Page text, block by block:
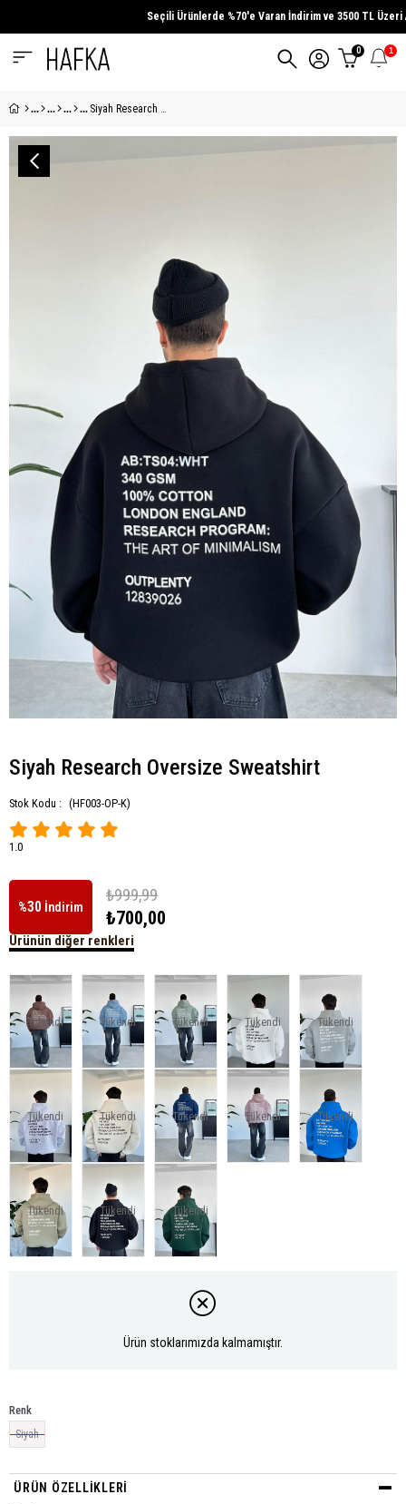
Seçili Ürünlerde%70'e Varan İndirimve3500 TL Üzeri
0 1
Siyah Research Oversize Sweatshirt
Siyah Research Oversize Sweatshirt
Stok Kodu : (HF003-OP-K)
1.0
%30 İndirim
₺999,99
₺700,00
Ürünün diğer renkleri
Tükendi Tükendi Tükendi Tükendi Tükendi
Tükendi Tükendi Tükendi Tükendi Tükendi
Tükendi Tükendi Tükendi
Ürün stoklarımızda kalmamıştır.
Renk
Siyah
ÜRÜN ÖZELLIKLERI